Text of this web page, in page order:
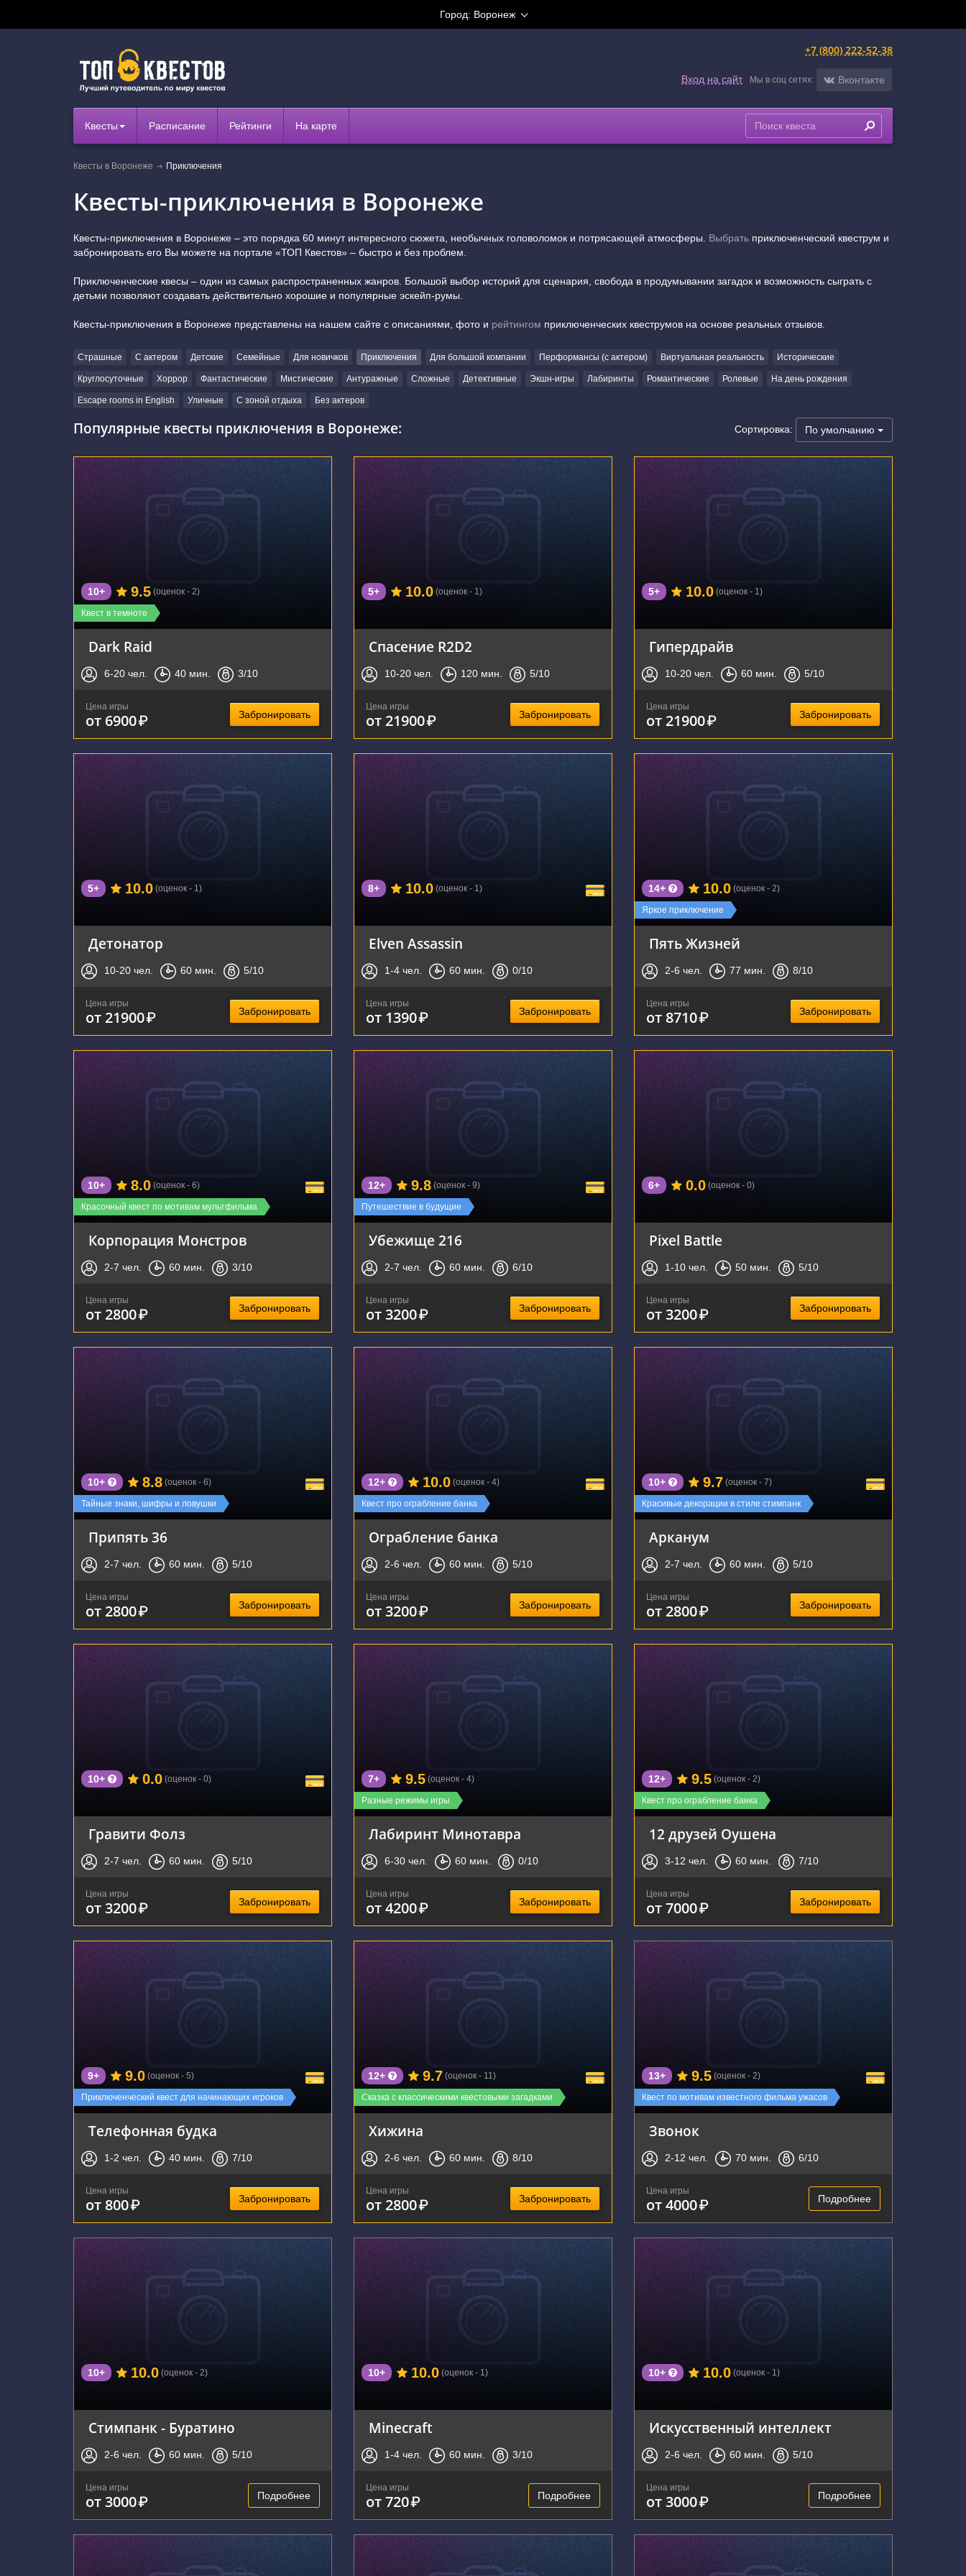
Город: Воронеж
+7 (800) 222-52-38
Вход на сайт Мы в соц сетях: Вконтакте
Квесты Расписание Рейтинги На карте
Квесты в Воронеже Приключения
Квесты-приключения в Воронеже
Квесты-приключения в Воронеже – это порядка 60 минут интересного сюжета, необычных головоломок и потрясающей атмосферы. Выбрать приключенческий квеструм и
забронировать его Вы можете на портале «ТОП Квестов» – быстро и без проблем.
Приключенческие квесы – один из самых распространенных жанров. Большой выбор историй для сценария, свобода в продумывании загадок и возможность сыграть с
детьми позволяют создавать действительно хорошие и популярные эскейп-румы.
Квесты-приключения в Воронеже представлены на нашем сайте с описаниями, фото и рейтингом приключенческих квеструмов на основе реальных отзывов.
Страшные С актером Детские Семейные Для новичков Приключения Для большой компании Перформансы (с актером) Виртуальная реальность Исторические
Круглосуточные Хоррор Фантастические Мистические Антуражные Сложные Детективные Экшн-игры Лабиринты Романтические Ролевые На день рождения
Escape rooms in English Уличные С зоной отдыха Без актеров
Популярные квесты приключения в Воронеже: Сортировка: По умолчанию
г. Воронеж, улица Фридриха Энгельса, 64А
Квест в темноте
10+ 9.5 (оценок - 2)
Dark Raid
6-20 чел. 40 мин. 3/10
Цена игры
от 6900₽ Забронировать
г. Воронеж, улица Фридриха Энгельса, 64А
5+ 10.0 (оценок - 1)
Спасение R2D2
10-20 чел. 120 мин. 5/10
Цена игры
от 21900₽ Забронировать
г. Воронеж, улица Фридриха Энгельса, 64А
5+ 10.0 (оценок - 1)
Гипердрайв
10-20 чел. 60 мин. 5/10
Цена игры
от 21900₽ Забронировать
г. Воронеж, улица Фридриха Энгельса, 64А
5+ 10.0 (оценок - 1)
Детонатор
10-20 чел. 60 мин. 5/10
Цена игры
от 21900₽ Забронировать
г. Воронеж, улица Фридриха Энгельса, 64А
8+ 10.0 (оценок - 1)
Elven Assassin
1-4 чел. 60 мин. 0/10
Цена игры
от 1390₽ Забронировать
г. Воронеж, улица Фридриха Энгельса, 64А
Яркое приключение
14+ 10.0 (оценок - 2)
Пять Жизней
2-6 чел. 77 мин. 8/10
Цена игры
от 8710₽ Забронировать
г. Воронеж, ул. Московский Проспект, д.32а
Красочный квест по мотивам мультфильма
10+ 8.0 (оценок - 6)
Корпорация Монстров
2-7 чел. 60 мин. 3/10
Цена игры
от 2800₽ Забронировать
г. Воронеж, Республиканская улица, 74А
Путешествие в будущие
12+ 9.8 (оценок - 9)
Убежище 216
2-7 чел. 60 мин. 6/10
Цена игры
от 3200₽ Забронировать
г. Воронеж, Средне-Московская улица, 15/17
6+ 0.0 (оценок - 0)
Pixel Battle
1-10 чел. 50 мин. 5/10
Цена игры
от 3200₽ Забронировать
г. Воронеж, Республиканская улица, 74А
Тайные знаки, шифры и ловушки
10+ 8.8 (оценок - 6)
Припять 36
2-7 чел. 60 мин. 5/10
Цена игры
от 2800₽ Забронировать
г. Воронеж, улица Владимира Невского, 24А
Квест про ограбление банка
12+ 10.0 (оценок - 4)
Ограбление банка
2-6 чел. 60 мин. 5/10
Цена игры
от 3200₽ Забронировать
г. Воронеж, Республиканская улица, 74А
Красивые декорации в стиле стимпанк
10+ 9.7 (оценок - 7)
Арканум
2-7 чел. 60 мин. 5/10
Цена игры
от 2800₽ Забронировать
г. Воронеж, улица Чайковского, 4А
10+ 0.0 (оценок - 0)
Гравити Фолз
2-7 чел. 60 мин. 5/10
Цена игры
от 3200₽ Забронировать
г. Воронеж, Московский проспект, 32А
Разные режимы игры
7+ 9.5 (оценок - 4)
Лабиринт Минотавра
6-30 чел. 60 мин. 0/10
Цена игры
от 4200₽ Забронировать
г. Воронеж, улица Владимира Невского, 24А
Квест про ограбление банка
12+ 9.5 (оценок - 2)
12 друзей Оушена
3-12 чел. 60 мин. 7/10
Цена игры
от 7000₽ Забронировать
г. Воронеж, Республиканская улица, 74А
Приключенческий квест для начинающих игроков
9+ 9.0 (оценок - 5)
Телефонная будка
1-2 чел. 40 мин. 7/10
Цена игры
от 800₽ Забронировать
г. Воронеж, Республиканская улица, 74А
Сказка с классическими квестовыми загадками
12+ 9.7 (оценок - 11)
Хижина
2-6 чел. 60 мин. 8/10
Цена игры
от 2800₽ Забронировать
г. Воронеж, улица Кирова, 1
Квест по мотивам известного фильма ужасов
13+ 9.5 (оценок - 2)
Звонок
2-12 чел. 70 мин. 6/10
Цена игры
от 4000₽ Подробнее
г. Воронеж, ул. 20-летия ВЛКСМ, д.54 А
10+ 10.0 (оценок - 2)
Стимпанк - Буратино
2-6 чел. 60 мин. 5/10
Цена игры
от 3000₽ Подробнее
г. Воронеж, улица 20-летия Октября, 123
10+ 10.0 (оценок - 1)
Minecraft
1-4 чел. 60 мин. 3/10
Цена игры
от 720₽ Подробнее
г. Воронеж, улица 20-летия ВЛКСМ, 54А
10+ 10.0 (оценок - 1)
Искусственный интеллект
2-6 чел. 60 мин. 5/10
Цена игры
от 3000₽ Подробнее